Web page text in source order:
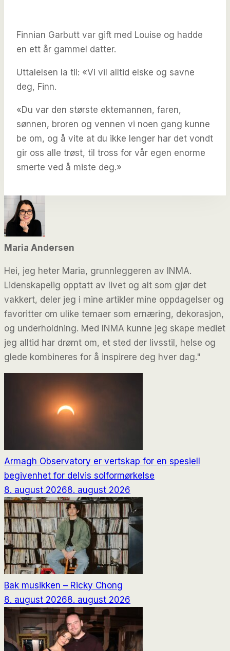
Finnian Garbutt var gift med Louise og hadde
en ett år gammel datter.
Uttalelsen la til: «Vi vil alltid elske og savne
deg, Finn.
«Du var den største ektemannen, faren,
sønnen, broren og vennen vi noen gang kunne
be om, og å vite at du ikke lenger har det vondt
gir oss alle trøst, til tross for vår egen enorme
smerte ved å miste deg.»
Maria Andersen
Hei, jeg heter Maria, grunnleggeren av INMA.
Lidenskapelig opptatt av livet og alt som gjør det
vakkert, deler jeg i mine artikler mine oppdagelser og
favoritter om ulike temaer som ernæring, dekorasjon,
og underholdning. Med INMA kunne jeg skape mediet
jeg alltid har drømt om, et sted der livsstil, helse og
glede kombineres for å inspirere deg hver dag."
Armagh Observatory er vertskap for en spesiell
begivenhet for delvis solformørkelse
8. august 20268. august 2026
Bak musikken – Ricky Chong
8. august 20268. august 2026